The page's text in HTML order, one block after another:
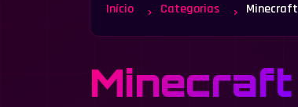
Início Categorias Minecraft
Minecraft